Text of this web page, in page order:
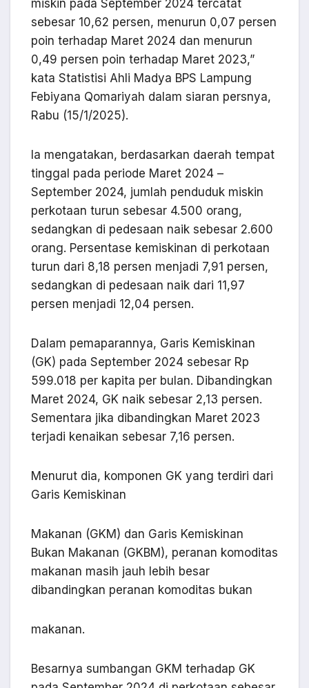
miskin pada September 2024 tercatat
sebesar 10,62 persen, menurun 0,07 persen
poin terhadap Maret 2024 dan menurun
0,49 persen poin terhadap Maret 2023,”
kata Statistisi Ahli Madya BPS Lampung
Febiyana Qomariyah dalam siaran persnya,
Rabu (15/1/2025).
Ia mengatakan, berdasarkan daerah tempat
tinggal pada periode Maret 2024 –
September 2024, jumlah penduduk miskin
perkotaan turun sebesar 4.500 orang,
sedangkan di pedesaan naik sebesar 2.600
orang. Persentase kemiskinan di perkotaan
turun dari 8,18 persen menjadi 7,91 persen,
sedangkan di pedesaan naik dari 11,97
persen menjadi 12,04 persen.
Dalam pemaparannya, Garis Kemiskinan
(GK) pada September 2024 sebesar Rp
599.018 per kapita per bulan. Dibandingkan
Maret 2024, GK naik sebesar 2,13 persen.
Sementara jika dibandingkan Maret 2023
terjadi kenaikan sebesar 7,16 persen.
Menurut dia, komponen GK yang terdiri dari
Garis Kemiskinan
Makanan (GKM) dan Garis Kemiskinan
Bukan Makanan (GKBM), peranan komoditas
makanan masih jauh lebih besar
dibandingkan peranan komoditas bukan
makanan.
Besarnya sumbangan GKM terhadap GK